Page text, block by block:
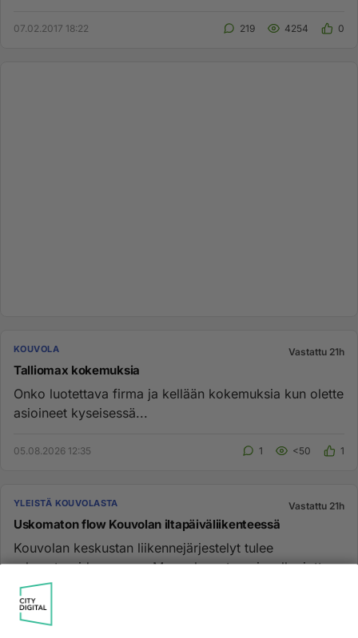
07.02.2017 18:22 219 4254 0
KOUVOLA Vastattu 21h
Talliomax kokemuksia
Onko luotettava firma ja kellään kokemuksia kun olette
asioineet kyseisessä...
05.08.2026 12:35 1 <50 1
YLEISTÄ KOUVOLASTA Vastattu 21h
Uskomaton flow Kouvolan iltapäiväliikenteessä
Kouvolan keskustan liikennejärjestelyt tulee
rekonstruoida suoraan Mars planeetan pinnalle, jotta
Curiosity mönkijää ja ...
03.08.2026 15:52